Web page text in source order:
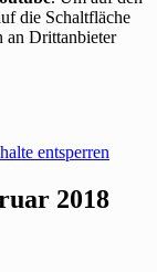
die Schaltfläche
an Drittanbieter
entsperren
2018